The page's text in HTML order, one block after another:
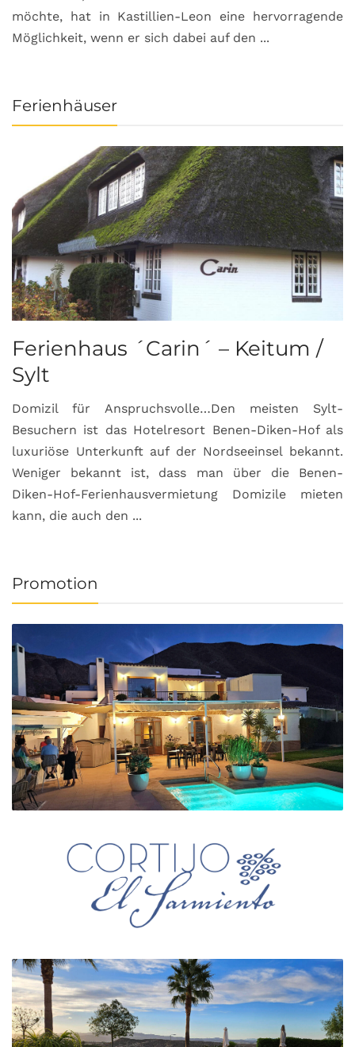
möchte, hat in Kastillien-Leon eine hervorragende
Möglichkeit, wenn er sich dabei auf den ...
Ferienhäuser
Ferienhaus ´Carin´ – Keitum /
Sylt
Domizil für Anspruchsvolle…Den meisten Sylt-
Besuchern ist das Hotelresort Benen-Diken-Hof als
luxuriöse Unterkunft auf der Nordseeinsel bekannt.
Weniger bekannt ist, dass man über die Benen-
Diken-Hof-Ferienhausvermietung Domizile mieten
kann, die auch den ...
Promotion